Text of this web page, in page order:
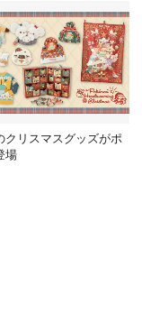
クリスマスグッズがポ
場